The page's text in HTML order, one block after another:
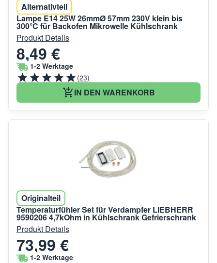
Alternativteil
Lampe E14 25W 26mmØ 57mm 230V klein bis
300°C für Backofen Mikrowelle Kühlschrank
Produkt Details
8,49 €
1-2 Werktage
(23)
IN DEN WARENKORB
Originalteil
Temperaturfühler Set für Verdampfer LIEBHERR
9590206 4,7kOhm in Kühlschrank Gefrierschrank
Produkt Details
73,99 €
1-2 Werktage